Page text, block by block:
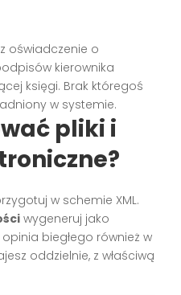
oświadczenie o
kierownika
księgi. Brak któregoś
w systemie.
pliki i
w schemie XML.
wygeneruj jako
opinia biegłego również w
oddzielnie, z właściwą